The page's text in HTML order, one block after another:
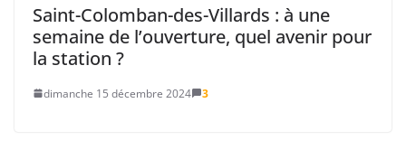
Saint-Colomban-des-Villards : à une
semaine de l’ouverture, quel avenir pour
la station ?
dimanche 15 décembre 2024 3